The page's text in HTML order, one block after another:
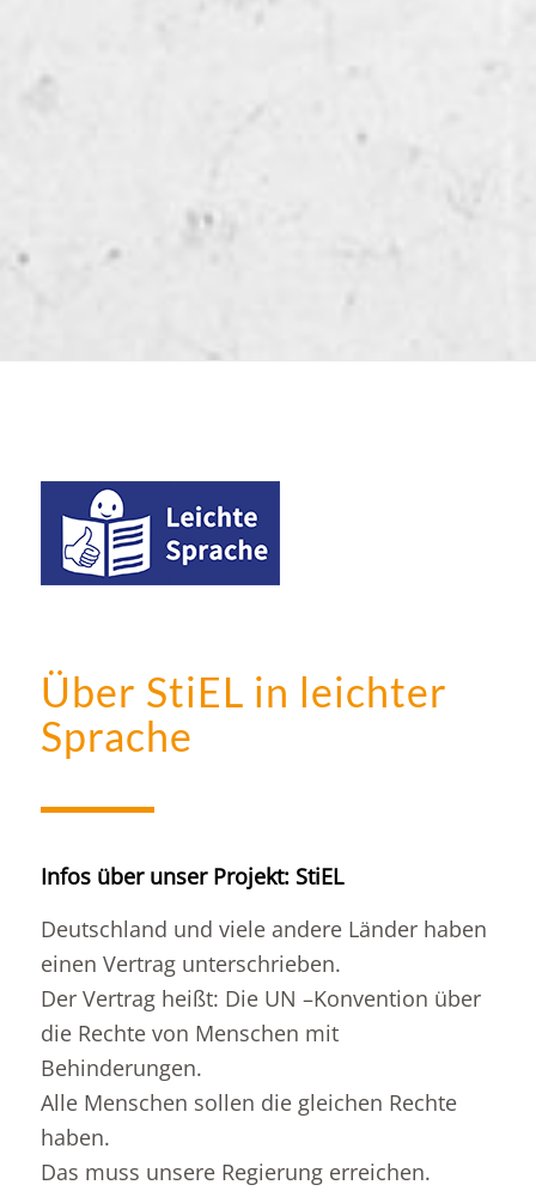
Über StiEL in leichter
Sprache
Infos über unser Projekt: StiEL
Deutschland und viele andere Länder haben
einen Vertrag unterschrieben.
Der Vertrag heißt: Die UN –Konvention über
die Rechte von Menschen mit
Behinderungen.
Alle Menschen sollen die gleichen Rechte
haben.
Das muss unsere Regierung erreichen.